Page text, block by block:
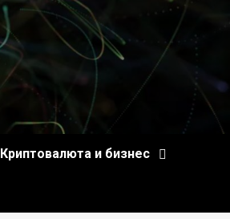
Криптовалюта и бизнес